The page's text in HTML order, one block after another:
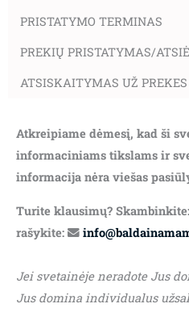
PRISTATYMO TERMINAS
PREKIŲ PRISTATYMAS/
ATSISKAITYMAS UŽ PREKES
Atkreipiame dėmesį, kad ši
informaciniams tikslams ir
informacija nėra viešas
Turite klausimų? Skambinkite:
rašykite:
Jei svetainėje neradote Jus
Jus domina individualus